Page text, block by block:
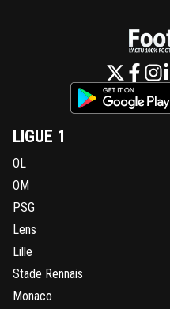
LIGUE 1
OL
OM
PSG
Lens
Lille
Stade Rennais
Monaco